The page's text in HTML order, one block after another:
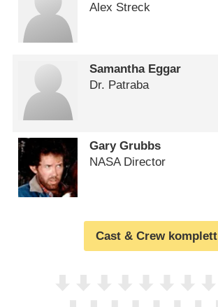
Alex Streck
Samantha Eggar
Dr. Patraba
Gary Grubbs
NASA Director
Cast & Crew komplett